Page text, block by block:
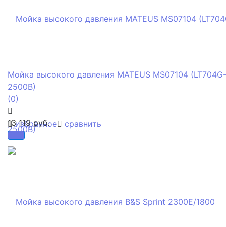
избранное сравнить
Мойка высокого давления MATEUS MS07104 (LT704G-
2500B)
(0)
13 119 руб.